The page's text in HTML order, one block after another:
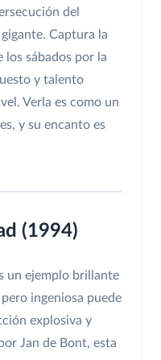
del
Captura la
los sábados por la
y talento
Verla es como un
y su encanto es
(1994)
un ejemplo brillante
ingeniosa puede
explosiva y
Jan de Bont, esta